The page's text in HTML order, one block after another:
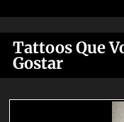
Tattoos Que
Gostar